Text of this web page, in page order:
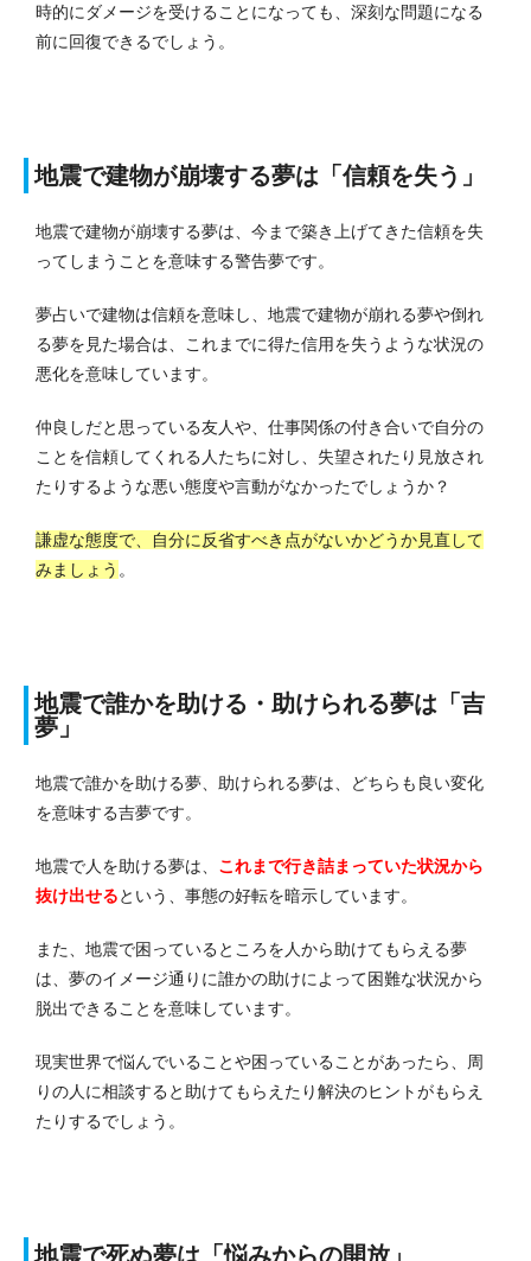
時的にダメージを受けることになっても、深刻な問題になる
前に回復できるでしょう。
地震で建物が崩壊する夢は「信頼を失う」
地震で建物が崩壊する夢は、今まで築き上げてきた信頼を失
ってしまうことを意味する警告夢です。
夢占いで建物は信頼を意味し、地震で建物が崩れる夢や倒れ
る夢を見た場合は、これまでに得た信用を失うような状況の
悪化を意味しています。
仲良しだと思っている友人や、仕事関係の付き合いで自分の
ことを信頼してくれる人たちに対し、失望されたり見放され
たりするような悪い態度や言動がなかったでしょうか？
謙虚な態度で、自分に反省すべき点がないかどうか見直して
みましょう 。
地震で誰かを助ける・助けられる夢は「吉
夢」
地震で誰かを助ける夢、助けられる夢は、どちらも良い変化
を意味する吉夢です。
地震で人を助ける夢は、 これまで行き詰まっていた状況から
抜け出せるという、事態の好転を暗示しています。
また、地震で困っているところを人から助けてもらえる夢
は、夢のイメージ通りに誰かの助けによって困難な状況から
脱出できることを意味しています。
現実世界で悩んでいることや困っていることがあったら、周
りの人に相談すると助けてもらえたり解決のヒントがもらえ
たりするでしょう。
地震で死ぬ夢は「悩みからの開放」